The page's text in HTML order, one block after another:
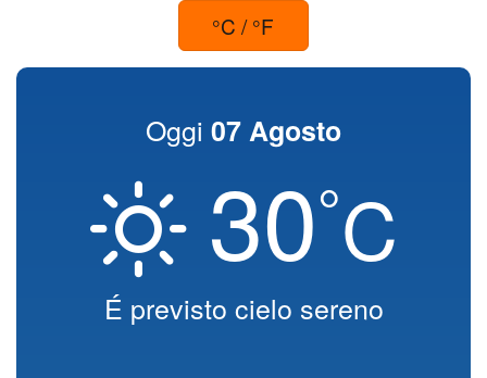
°C / °F
Oggi 07 Agosto
30°C
É previsto cielo sereno